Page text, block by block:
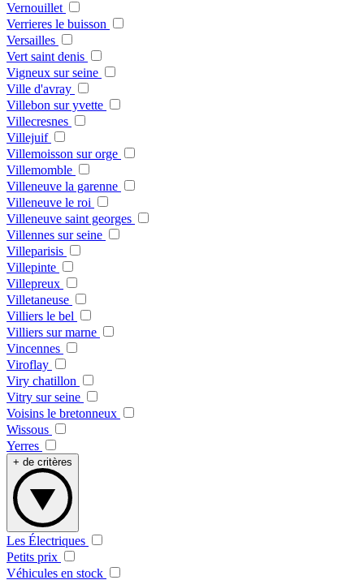
Vernouillet
Verrieres le buisson
Versailles
Vert saint denis
Vigneux sur seine
Ville d'avray
Villebon sur yvette
Villecresnes
Villejuif
Villemoisson sur orge
Villemomble
Villeneuve la garenne
Villeneuve le roi
Villeneuve saint georges
Villennes sur seine
Villeparisis
Villepinte
Villepreux
Villetaneuse
Villiers le bel
Villiers sur marne
Vincennes
Viroflay
Viry chatillon
Vitry sur seine
Voisins le bretonneux
Wissous
Yerres
+ de critères
Les Électriques
Petits prix
Véhicules en stock